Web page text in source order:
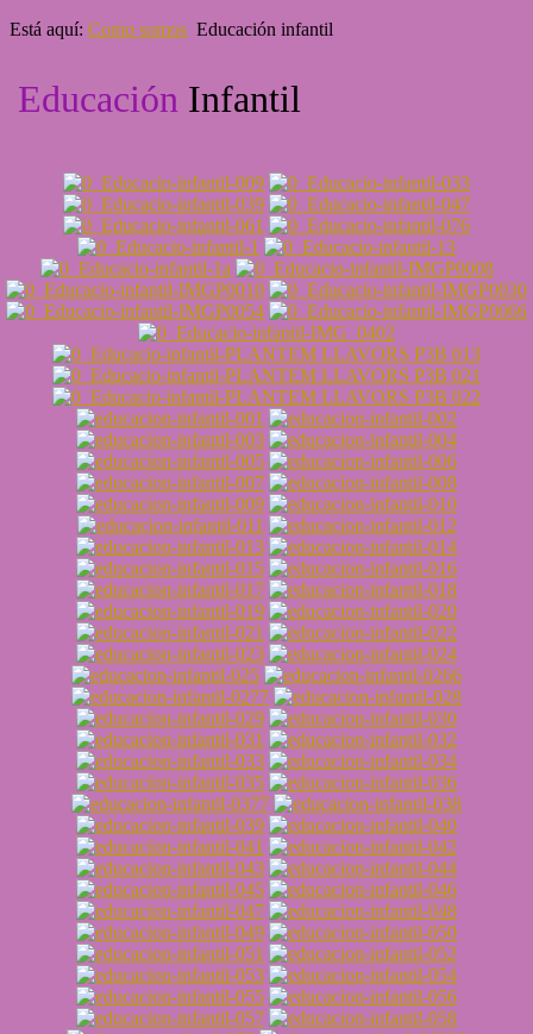
Está aquí: Como somos Educación infantil
Educación Infantil